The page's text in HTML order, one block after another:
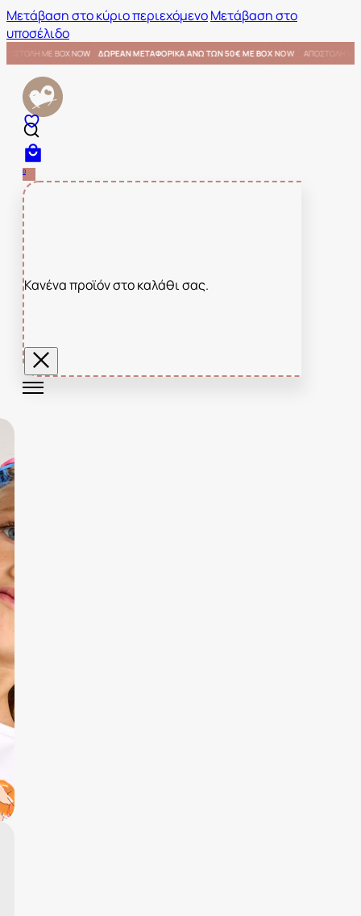
Μετάβαση στο κύριο περιεχόμενοΜετάβαση στο
υποσέλιδο
BOX NOW ΑΠΟΣΤΟΛΗ ΜΕ BOX NOW ΔΩΡΕΑΝ ΜΕΤΑΦΟΡΙΚΑ ΑΝΩ ΤΩΝ 50€ ΜΕ BOX NOW
0
Κανένα προϊόν στο καλάθι σας.